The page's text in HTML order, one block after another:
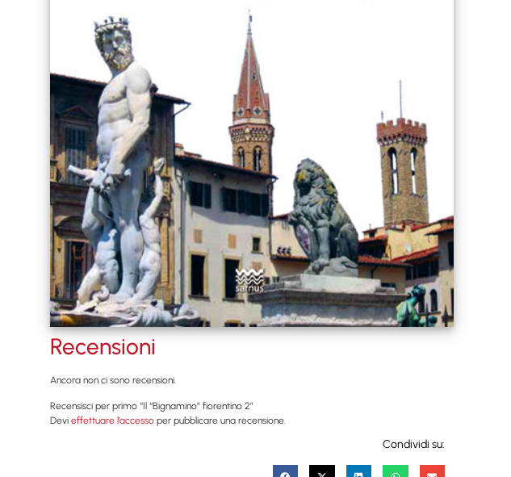
Recensioni
Ancora non ci sono recensioni.
Recensisci per primo “Il “Bignamino” fiorentino 2”
Devi effettuare l’accesso per pubblicare una recensione.
Condividi su: